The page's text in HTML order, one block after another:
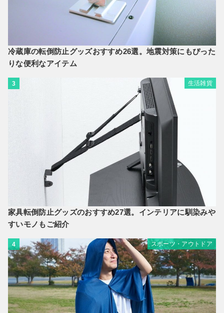
冷蔵庫の転倒防止グッズおすすめ26選。地震対策にもぴった
りな便利なアイテム
3 生活雑貨
家具転倒防止グッズのおすすめ27選。インテリアに馴染みや
すいモノもご紹介
4 スポーツ・アウトドア